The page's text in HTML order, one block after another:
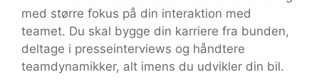
med større fokus på din interaktion med
teamet. Du skal bygge din karriere fra bunden,
deltage i presseinterviews og håndtere
teamdynamikker, alt imens du udvikler din bil.